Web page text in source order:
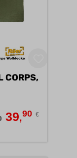
CORPS,
39,90 €